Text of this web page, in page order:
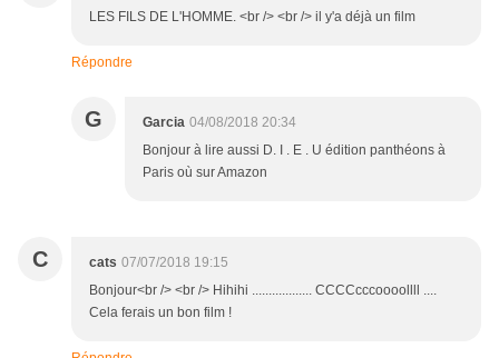
LES FILS DE L'HOMME. <br /> <br /> il y'a déjà un film
Répondre
G Garcia 04/08/2018 20:34
Bonjour à lire aussi D. I . E . U édition panthéons à
Paris où sur Amazon
C cats 07/07/2018 19:15
Bonjour<br /> <br /> Hihihi .................. CCCCcccoooollll ....
Cela ferais un bon film !